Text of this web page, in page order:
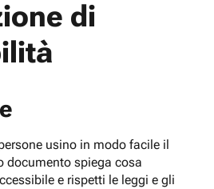
di
usino in modo facile il
documento spiega cosa
e rispetti le leggi e gli